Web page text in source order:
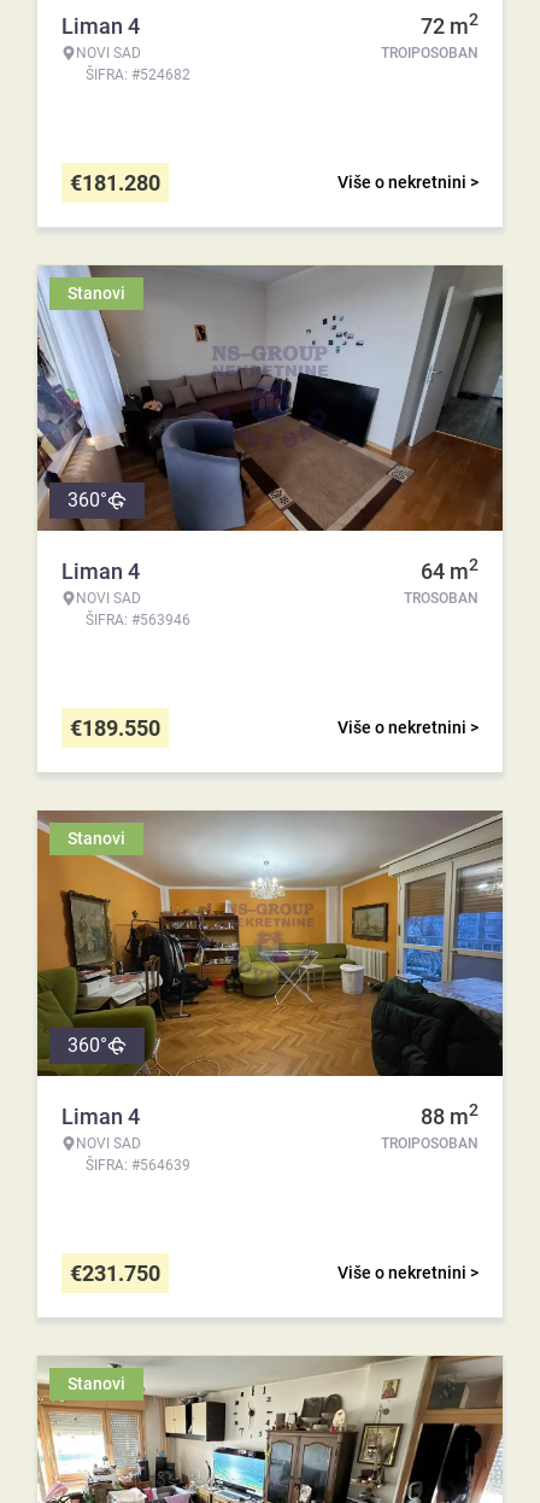
Liman 4
NOVI SAD
ŠIFRA: #524682
72 m2
TROIPOSOBAN
Više o nekretnini >
€181.280
Stanovi
360°
Liman 4
NOVI SAD
ŠIFRA: #563946
64 m2
TROSOBAN
Više o nekretnini >
€189.550
Stanovi
360°
Liman 4
NOVI SAD
ŠIFRA: #564639
88 m2
TROIPOSOBAN
Više o nekretnini >
€231.750
Stanovi